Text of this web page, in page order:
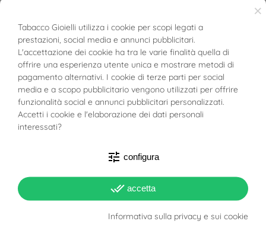
Peso 6.19g
Totale Carati
Diamanti: 0.973ct
Rubini: 0.240t
Colore Diamante
E
VVS1
×
Tabacco Gioielli utilizza i cookie per scopi legati a
prestazioni, social media e annunci pubblicitari.
L'accettazione dei cookie ha tra le varie finalità quella di
offrire una esperienza utente unica e mostrare metodi di
pagamento alternativi. I cookie di terze parti per social
media e a scopo pubblicitario vengono utilizzati per offrire
funzionalità social e annunci pubblicitari personalizzati.
Accetti i cookie e l'elaborazione dei dati personali
interessati?
tune configura
done_all accetta
Informativa sulla privacy e sui cookie